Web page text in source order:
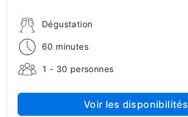
Dégustation
60 minutes
1 - 30 personnes
Voir les disponibilités